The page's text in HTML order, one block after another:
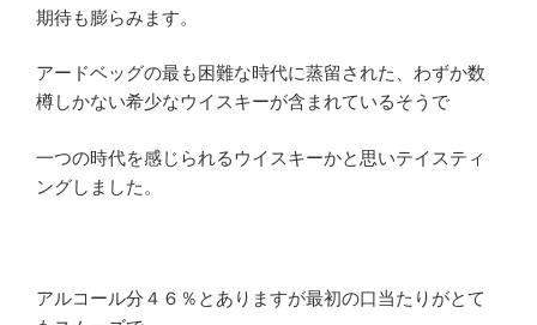
期待も膨らみます。
アードベッグの最も困難な時代に蒸留された、わずか数
樽しかない希少なウイスキーが含まれているそうで
一つの時代を感じられるウイスキーかと思いテイスティ
ングしました。
アルコール分４６％とありますが最初の口当たりがとて